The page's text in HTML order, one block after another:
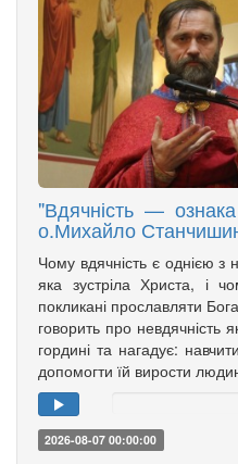
"Вдячність —
о.Михайло
Чому вдячність є однією
яка зустріла Христа, і
покликані прославляти
говорить про невдячність
гордині та нагадує:
допомогти їй вирости
2026-08-07 00:00:00